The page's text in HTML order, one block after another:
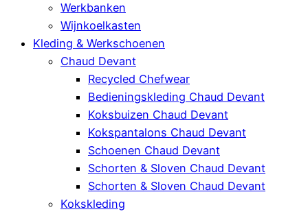
Werkbanken
Wijnkoelkasten
Kleding & Werkschoenen
Chaud Devant
Recycled Chefwear
Bedieningskleding Chaud Devant
Koksbuizen Chaud Devant
Kokspantalons Chaud Devant
Schoenen Chaud Devant
Schorten & Sloven Chaud Devant
Schorten & Sloven Chaud Devant
Kokskleding